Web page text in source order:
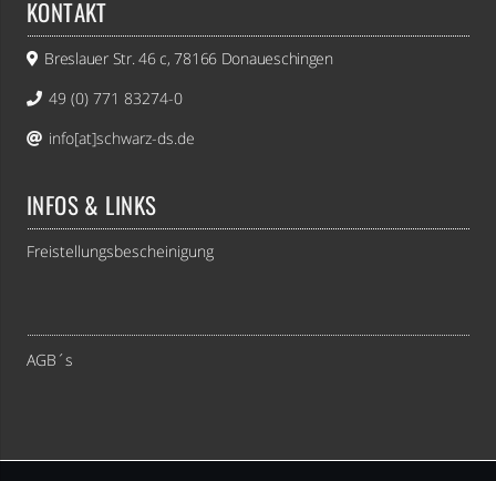
KONTAKT
Breslauer Str. 46 c, 78166 Donaueschingen
49 (0) 771 83274-0
info[at]schwarz-ds.de
INFOS & LINKS
Freistellungsbescheinigung
AGB´s